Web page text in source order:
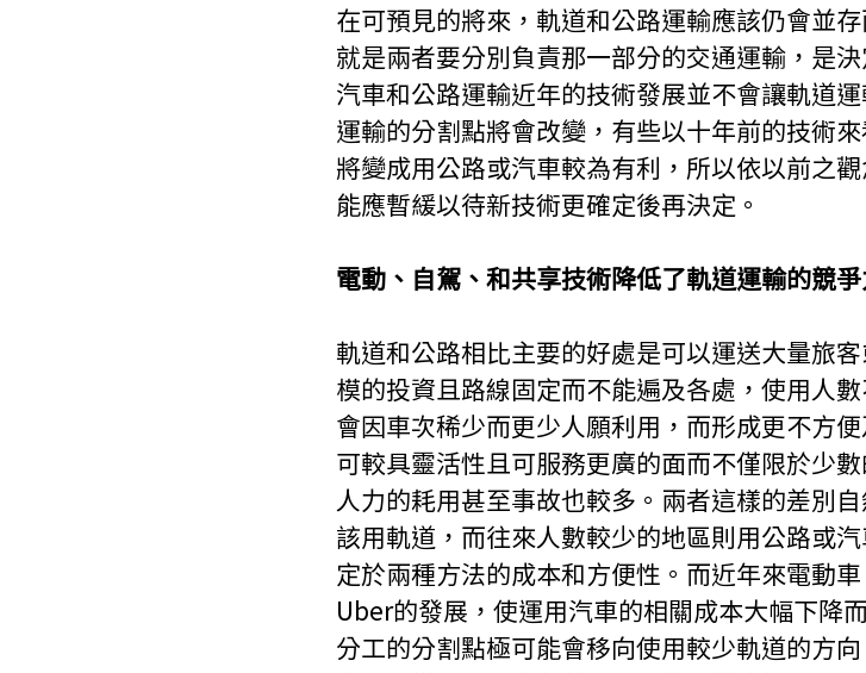
在可預見的將來，軌道和公路運輸應該仍會並
就是兩者要分別負責那一部分的交通運輸，是
汽車和公路運輸近年的技術發展並不會讓軌道
運輸的分割點將會改變，有些以十年前的技術
將變成用公路或汽車較為有利，所以依以前之
能應暫緩以待新技術更確定後再決定。
電動、自駕、和共享技術降低了軌道運輸的競
軌道和公路相比主要的好處是可以運送大量旅
模的投資且路線固定而不能遍及各處，使用人
會因車次稀少而更少人願利用，而形成更不方
可較具靈活性且可服務更廣的面而不僅限於少
人力的耗用甚至事故也較多。兩者這樣的差別
該用軌道，而往來人數較少的地區則用公路或
定於兩種方法的成本和方便性。而近年來電動
Uber的發展，使運用汽車的相關成本大幅下降
分工的分割點極可能會移向使用較少軌道的方